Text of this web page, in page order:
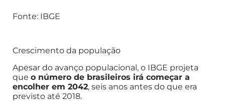
Fonte: IBGE
Crescimento da população
Apesar do avanço populacional, o IBGE projeta
que o número de brasileiros irá começar a
encolher em 2042, seis anos antes do que era
previsto até 2018.